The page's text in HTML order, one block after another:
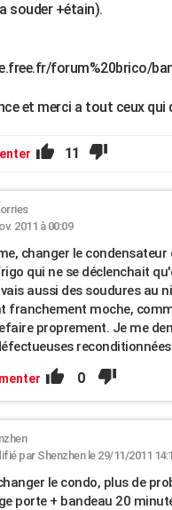
souder +étain).
forum%20brico/
et merci a tout ceux
11
2011 à 00:09
changer le
qui ne se déclenchait
aussi des soudures au
franchement moche,
proprement. Je me
0
par Shenzhen le 29/11/2011
le condo, plus de
porte + bandeau 20